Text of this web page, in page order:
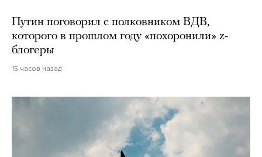
Путин поговорил с полковником ВДВ,
которого в прошлом году «похоронили» z-
блогеры
15 часов назад